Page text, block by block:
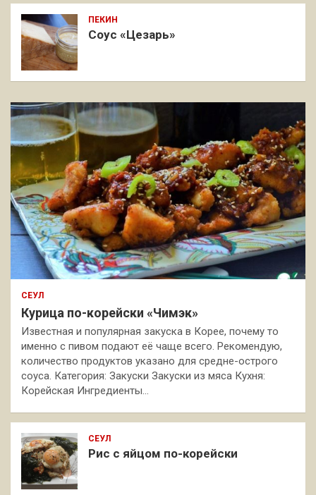
ПЕКИН
Соус «Цезарь»
СЕУЛ
Курица по-корейски «Чимэк»
Известная и популярная закуска в Корее, почему то
именно с пивом подают её чаще всего. Рекомендую,
количество продуктов указано для средне-острого
соуса. Категория: Закуски Закуски из мяса Кухня:
Корейская Ингредиенты…
СЕУЛ
Рис с яйцом по-корейски